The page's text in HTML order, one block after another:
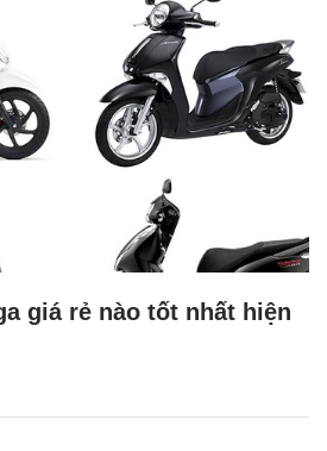
giá rẻ nào tốt nhất hiện